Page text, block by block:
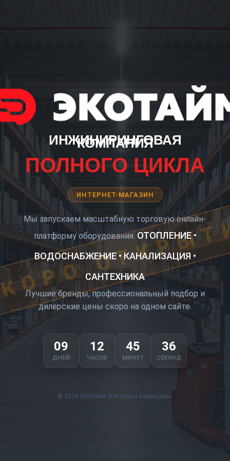
ИНЖИНИРИНГОВАЯ
КОМПАНИЯ
ПОЛНОГО ЦИКЛА
ИНТЕРНЕТ-МАГАЗИН
Мы запускаем масштабную торговую онлайн-
платформу оборудования. ОТОПЛЕНИЕ •
ВОДОСНАБЖЕНИЕ • КАНАЛИЗАЦИЯ •
САНТЕХНИКА
Лучшие бренды, профессиональный подбор и
дилерские цены скоро на одном сайте.
09
ДНЕЙ
12
ЧАСОВ
45
МИНУТ
36
СЕКУНД
© 2026 Экотайм. Все права защищены.